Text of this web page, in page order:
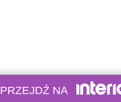
PRZEJDŹ NA